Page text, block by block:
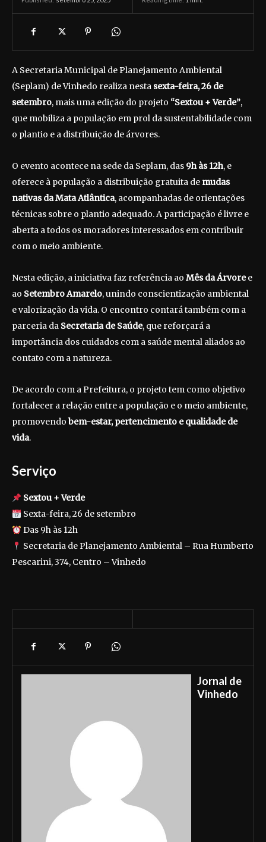
A Secretaria Municipal de Planejamento Ambiental
(Seplam) de Vinhedo realiza nesta sexta-feira, 26 de
setembro, mais uma edição do projeto “Sextou + Verde”,
que mobiliza a população em prol da sustentabilidade com
o plantio e a distribuição de árvores.
O evento acontece na sede da Seplam, das 9h às 12h, e
oferece à população a distribuição gratuita de mudas
nativas da Mata Atlântica, acompanhadas de orientações
técnicas sobre o plantio adequado. A participação é livre e
aberta a todos os moradores interessados em contribuir
com o meio ambiente.
Nesta edição, a iniciativa faz referência ao Mês da Árvoree
ao Setembro Amarelo, unindo conscientização ambiental
e valorização da vida. O encontro contará também com a
parceria da Secretaria de Saúde, que reforçará a
importância dos cuidados com a saúde mental aliados ao
contato com a natureza.
De acordo com a Prefeitura, o projeto tem como objetivo
fortalecer a relação entre a população e o meio ambiente,
promovendobem-estar, pertencimento e qualidade de
vida.
Serviço
Sextou + Verde
Sexta-feira, 26 de setembro
Das 9h às 12h
Secretaria de Planejamento Ambiental – Rua Humberto
Pescarini, 374, Centro – Vinhedo
Jornal de
Vinhedo